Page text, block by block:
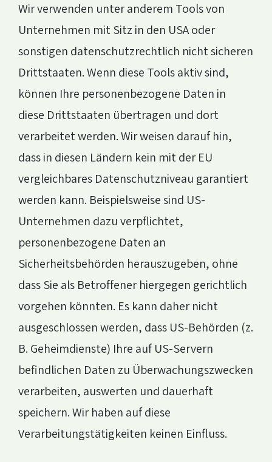
Wir verwenden unter anderem Tools von
Unternehmen mit Sitz in den USA oder
sonstigen datenschutzrechtlich nicht sicheren
Drittstaaten. Wenn diese Tools aktiv sind,
können Ihre personenbezogene Daten in
diese Drittstaaten übertragen und dort
verarbeitet werden. Wir weisen darauf hin,
dass in diesen Ländern kein mit der EU
vergleichbares Datenschutzniveau garantiert
werden kann. Beispielsweise sind US-
Unternehmen dazu verpflichtet,
personenbezogene Daten an
Sicherheitsbehörden herauszugeben, ohne
dass Sie als Betroffener hiergegen gerichtlich
vorgehen könnten. Es kann daher nicht
ausgeschlossen werden, dass US-Behörden (z.
B. Geheimdienste) Ihre auf US-Servern
befindlichen Daten zu Überwachungszwecken
verarbeiten, auswerten und dauerhaft
speichern. Wir haben auf diese
Verarbeitungstätigkeiten keinen Einfluss.